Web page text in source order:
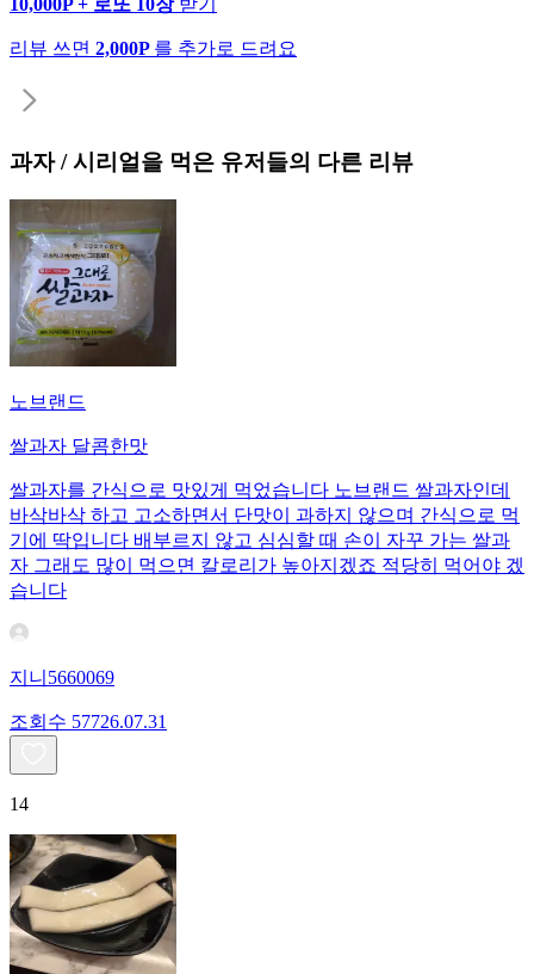
리뷰 쓰면 2,000P 를 추가로 드려요
과자 / 시리얼을 먹은 유저들의 다른 리뷰
노브랜드
쌀과자 달콤한맛
쌀과자를 간식으로 맛있게 먹었습니다 노브랜드 쌀과자인데
바삭바삭 하고 고소하면서 단맛이 과하지 않으며 간식으로 먹
기에 딱입니다 배부르지 않고 심심할 때 손이 자꾸 가는 쌀과
자 그래도 많이 먹으면 칼로리가 높아지겠죠 적당히 먹어야 겠
습니다
지니5660069
조회수 57726.07.31
14